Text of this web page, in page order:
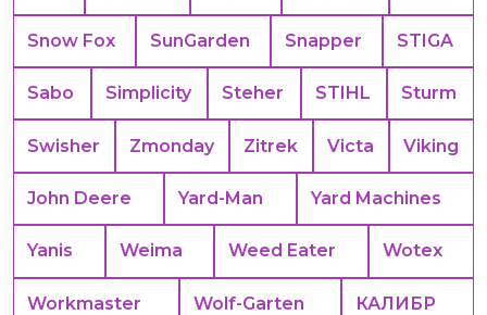
Snow Fox SunGarden Snapper STIGA
Sabo Simplicity Steher STIHL Sturm
Swisher Zmonday Zitrek Victa Viking
John Deere Yard-Man Yard Machines
Yanis Weima Weed Eater Wotex
Workmaster Wolf-Garten КАЛИБР